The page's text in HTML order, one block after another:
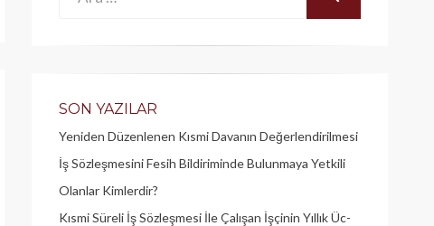
SON YAZILAR
Yeniden Düzenlenen Kısmi Davanın Değerlendirilmesi
İş Sözleşmesini Fesih Bildiriminde Bulunmaya Yetkili
Olanlar Kimlerdir?
Kısmi Süreli İş Sözleşmesi İle Çalışan İşçinin Yıllık Üc­